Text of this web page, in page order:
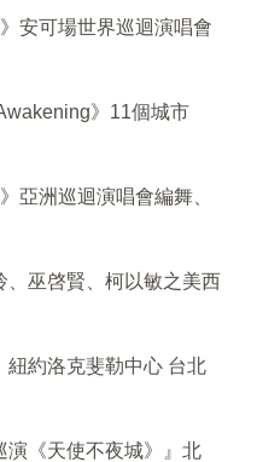
安可場世界巡迴演唱會
》11個城市
洲巡迴演唱會編舞、
巫啓賢、柯以敏之美西
約洛克斐勒中心 台北
《天使不夜城》』北